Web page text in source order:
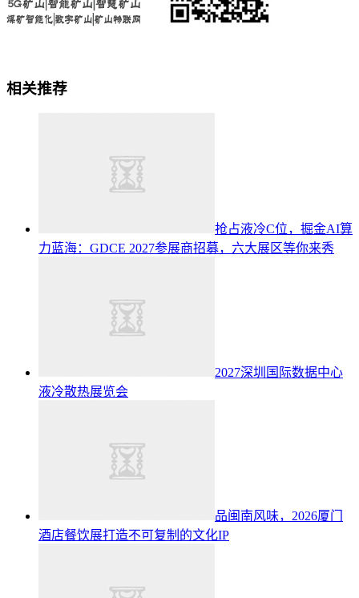
相关推荐
抢占液冷C位，掘金AI算
力蓝海：GDCE 2027参展商招募，六大展区等你来秀
2027深圳国际数据中心
液冷散热展览会
品闽南风味，2026厦门
酒店餐饮展打造不可复制的文化IP